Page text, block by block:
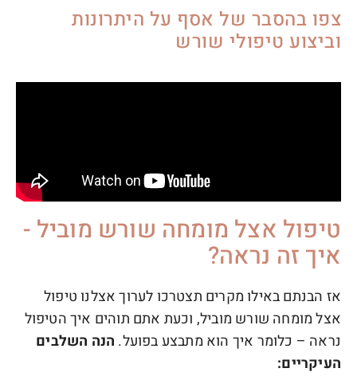
צפו בהסבר של אסף על היתרונות
וביצוע טיפולי שורש
טיפול אצל מומחה שורש מוביל -
איך זה נראה?
אז הבנתם באילו מקרים תצטרכו לערוך אצלנו טיפול
אצל מומחה שורש מוביל, וכעת אתם תוהים איך הטיפול
נראה – כלומר איך הוא מתבצע בפועל. הנה השלבים
העיקריים: